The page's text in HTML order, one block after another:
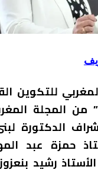
للتكوين
من المجلة
الدكتورة
حمزة عبد
رشيد